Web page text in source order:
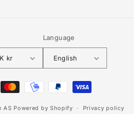
Norway | NOK kr
Language
English
AS Powered by Shopify Privacy policy